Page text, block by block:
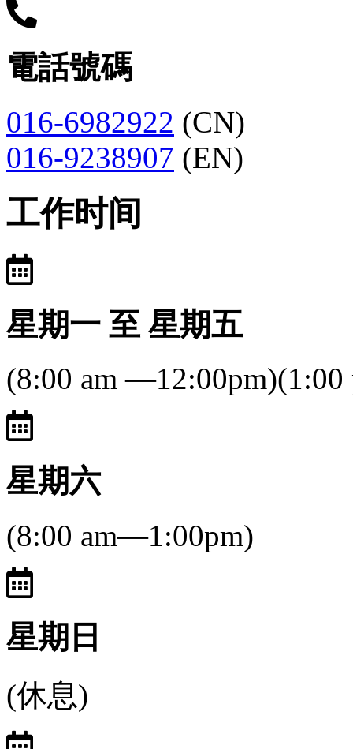
電話號碼
016-6982922 (CN)
016-9238907 (EN)
工作时间
星期一 至 星期五
(8:00 am —12:00pm)(1:00
星期六
(8:00 am—1:00pm)
星期日
(休息)